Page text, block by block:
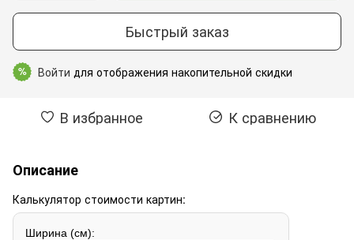
Быстрый заказ
% Войти для отображения накопительной скидки
В избранное К сравнению
Описание
Калькулятор стоимости картин:
Ширина (см):